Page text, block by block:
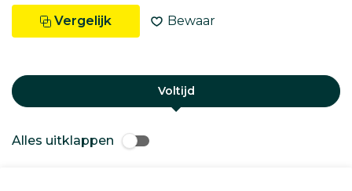
Vergelijk Bewaar
Voltijd
Alles uitklappen